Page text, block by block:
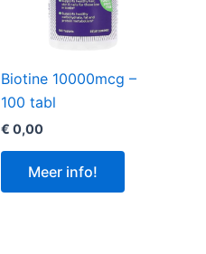
Biotine 10000mcg –
100 tabl
€ 0,00
Meer info!